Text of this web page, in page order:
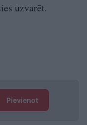
uzvarēt.
Pievienot